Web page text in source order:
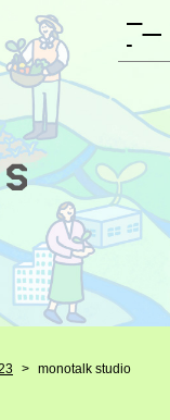
monotalk studio